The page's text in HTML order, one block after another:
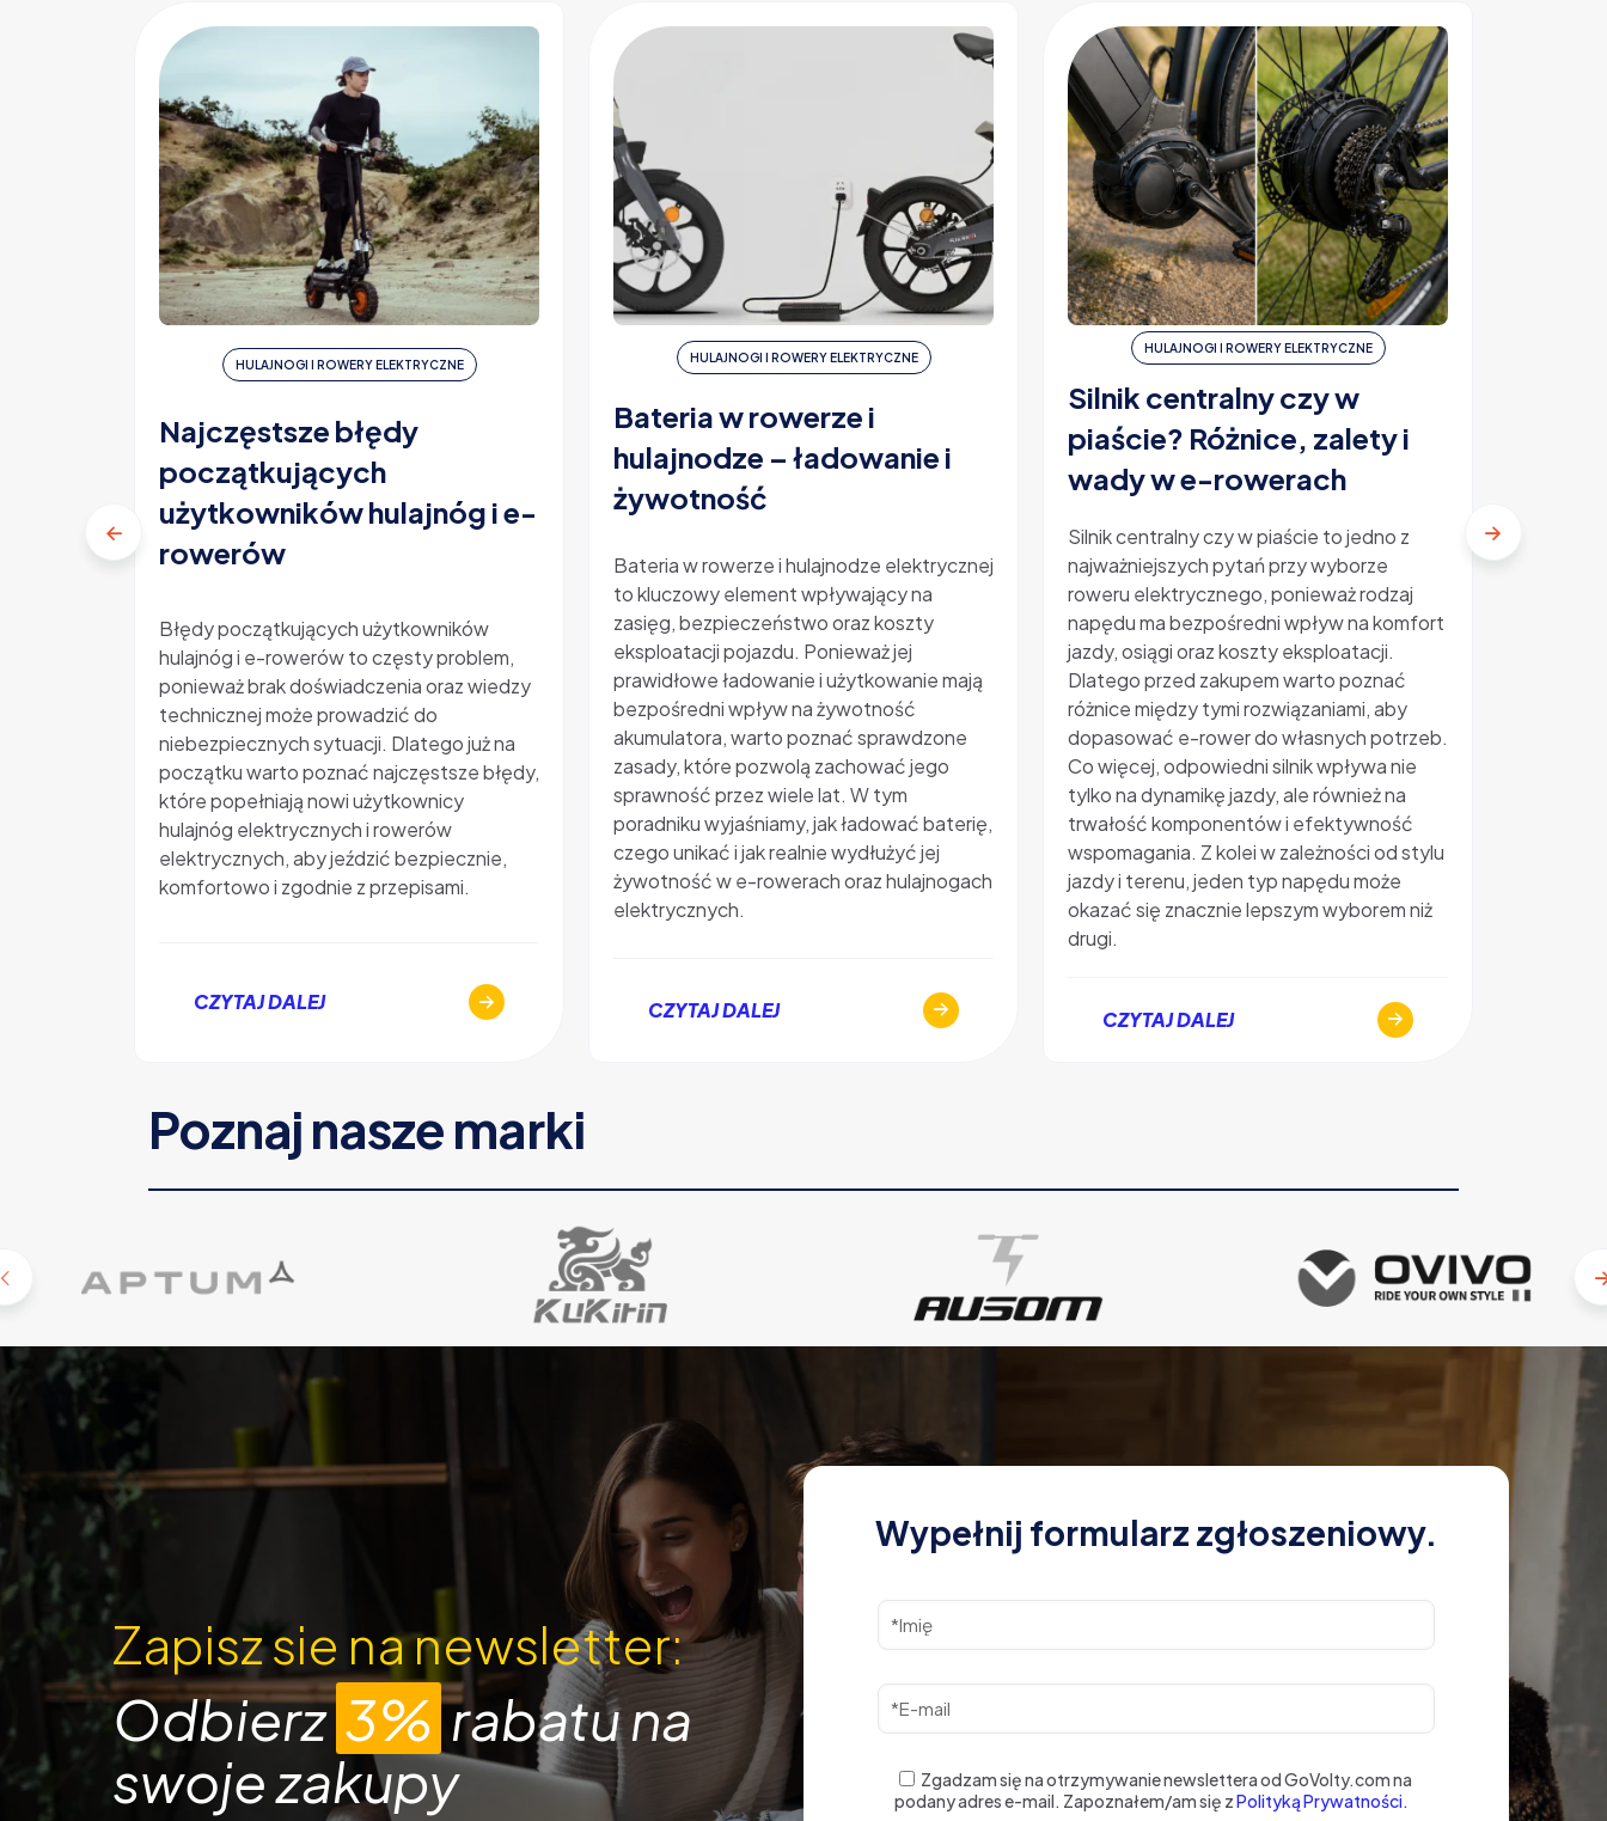
HULAJNOGI I ROWERY ELEKTRYCZNE
Najczęstsze błędy
początkujących
użytkowników hulajnóg i e-
rowerów
Błędy początkujących użytkowników
hulajnóg i e-rowerów to częsty problem,
ponieważ brak doświadczenia oraz wiedzy
technicznej może prowadzić do
niebezpiecznych sytuacji. Dlatego już na
początku warto poznać najczęstsze błędy,
które popełniają nowi użytkownicy
hulajnóg elektrycznych i rowerów
elektrycznych, aby jeździć bezpiecznie,
komfortowo i zgodnie z przepisami.
CZYTAJ DALEJ
HULAJNOGI I ROWERY ELEKTRYCZNE
Bateria w rowerze i
hulajnodze – ładowanie i
żywotność
Bateria w rowerze i hulajnodze elektrycznej
to kluczowy element wpływający na
zasięg, bezpieczeństwo oraz koszty
eksploatacji pojazdu. Ponieważ jej
prawidłowe ładowanie i użytkowanie mają
bezpośredni wpływ na żywotność
akumulatora, warto poznać sprawdzone
zasady, które pozwolą zachować jego
sprawność przez wiele lat. W tym
poradniku wyjaśniamy, jak ładować baterię,
czego unikać i jak realnie wydłużyć jej
żywotność w e-rowerach oraz hulajnogach
elektrycznych.
CZYTAJ DALEJ
HULAJNOGI I ROWERY ELEKTRYCZNE
Silnik centralny czy w
piaście? Różnice, zalety i
wady w e-rowerach
Silnik centralny czy w piaście to jedno z
najważniejszych pytań przy wyborze
roweru elektrycznego, ponieważ rodzaj
napędu ma bezpośredni wpływ na komfort
jazdy, osiągi oraz koszty eksploatacji.
Dlatego przed zakupem warto poznać
różnice między tymi rozwiązaniami, aby
dopasować e-rower do własnych potrzeb.
Co więcej, odpowiedni silnik wpływa nie
tylko na dynamikę jazdy, ale również na
trwałość komponentów i efektywność
wspomagania. Z kolei w zależności od stylu
jazdy i terenu, jeden typ napędu może
okazać się znacznie lepszym wyborem niż
drugi.
CZYTAJ DALEJ
Poznaj nasze marki
Zapisz sie na newsletter:
Odbierz3%rabatu na
swoje zakupy
Wypełnij formularz zgłoszeniowy.
Zgadzam się na otrzymywanie newslettera od GoVolty.com na
podany adres e-mail. Zapoznałem/am się zPolityką Prywatności.